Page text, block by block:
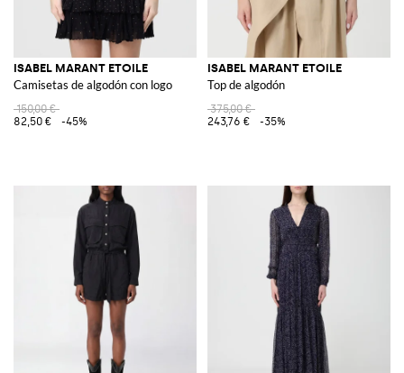
ISABEL MARANT ETOILE
Camisetas de algodón con logo
150,00 €
82,50 €
-45%
ISABEL MARANT ETOILE
Top de algodón
375,00 €
243,76 €
-35%